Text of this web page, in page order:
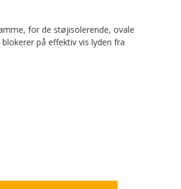
for de støjisolerende, ovale
på effektiv vis lyden fra